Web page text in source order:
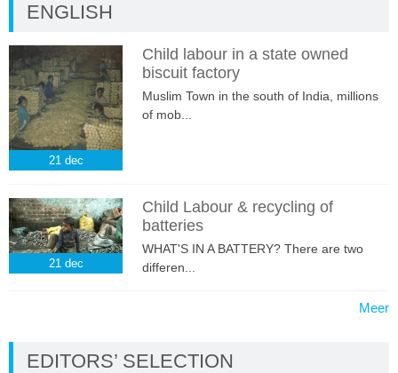
ENGLISH
21 dec
Child labour in a state owned
biscuit factory
Muslim Town in the south of India, millions
of mob...
21 dec
Child Labour & recycling of
batteries
WHAT'S IN A BATTERY? There are two
differen...
Meer
EDITORS’ SELECTION